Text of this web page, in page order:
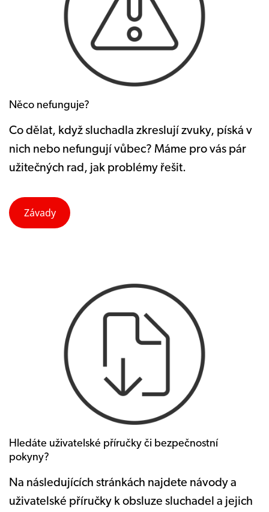
Něco nefunguje?
Co dělat, když sluchadla zkreslují zvuky, píská v
nich nebo nefungují vůbec? Máme pro vás pár
užitečných rad, jak problémy řešit.
Závady
Hledáte uživatelské příručky či bezpečnostní
pokyny?
Na následujících stránkách najdete návody a
uživatelské příručky k obsluze sluchadel a jejich